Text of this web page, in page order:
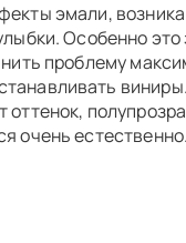
эмали,
Особенно это
проблему
очень естественно.